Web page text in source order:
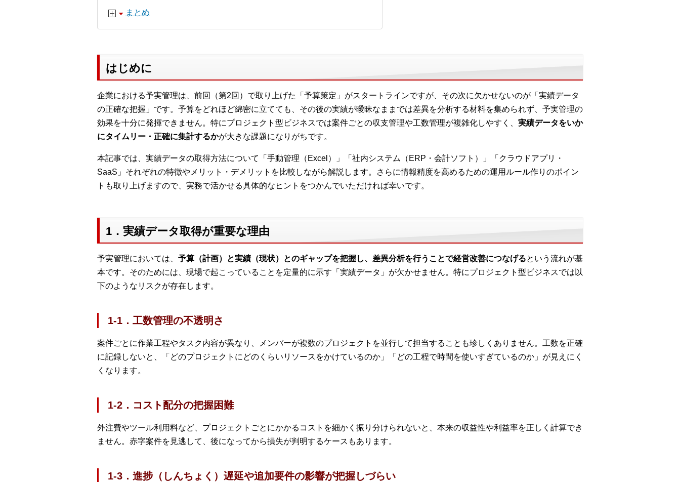
まとめ
はじめに
企業における予実管理は、前回（第2回）で取り上げた「予算策定」がスタートラインですが、その次に欠かせないのが「実績データ
の正確な把握」です。予算をどれほど綿密に立てても、その後の実績が曖昧なままでは差異を分析する材料を集められず、予実管理の
効果を十分に発揮できません。特にプロジェクト型ビジネスでは案件ごとの収支管理や工数管理が複雑化しやすく、 実績データをいか
にタイムリー・正確に集計するかが大きな課題になりがちです。
本記事では、実績データの取得方法について「手動管理（Excel）」「社内システム（ERP・会計ソフト）」「クラウドアプリ・
SaaS」それぞれの特徴やメリット・デメリットを比較しながら解説します。さらに情報精度を高めるための運用ルール作りのポイン
トも取り上げますので、実務で活かせる具体的なヒントをつかんでいただければ幸いです。
1．実績データ取得が重要な理由
予実管理においては、 予算（計画）と実績（現状）とのギャップを把握し、差異分析を行うことで経営改善につなげるという流れが基
本です。そのためには、現場で起こっていることを定量的に示す「実績データ」が欠かせません。特にプロジェクト型ビジネスでは以
下のようなリスクが存在します。
1-1．工数管理の不透明さ
案件ごとに作業工程やタスク内容が異なり、メンバーが複数のプロジェクトを並行して担当することも珍しくありません。工数を正確
に記録しないと、「どのプロジェクトにどのくらいリソースをかけているのか」「どの工程で時間を使いすぎているのか」が見えにく
くなります。
1-2．コスト配分の把握困難
外注費やツール利用料など、プロジェクトごとにかかるコストを細かく振り分けられないと、本来の収益性や利益率を正しく計算でき
ません。赤字案件を見逃して、後になってから損失が判明するケースもあります。
1-3．進捗（しんちょく）遅延や追加要件の影響が把握しづらい